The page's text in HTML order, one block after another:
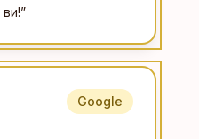
”
Google